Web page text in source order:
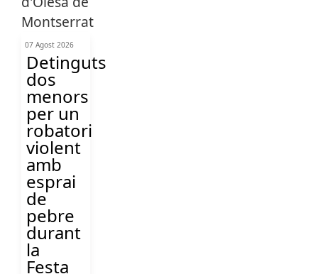
07 Agost 2026
Detinguts
dos
menors
per un
robatori
violent
amb
esprai
de
pebre
durant
la
Festa